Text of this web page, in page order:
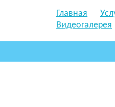
Главная
Видеогалерея